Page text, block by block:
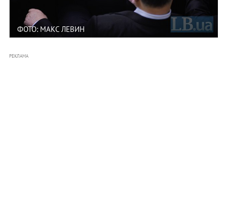
ФОТО: МАКС ЛЕВИН
РЕКЛАМА